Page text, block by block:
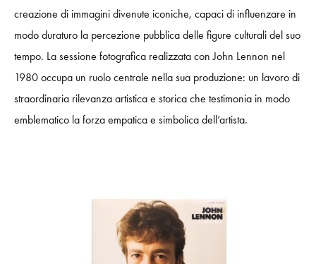
creazione di immagini divenute iconiche, capaci di influenzare in
modo duraturo la percezione pubblica delle figure culturali del suo
tempo. La sessione fotografica realizzata con John Lennon nel
1980 occupa un ruolo centrale nella sua produzione: un lavoro di
straordinaria rilevanza artistica e storica che testimonia in modo
emblematico la forza empatica e simbolica dell’artista.